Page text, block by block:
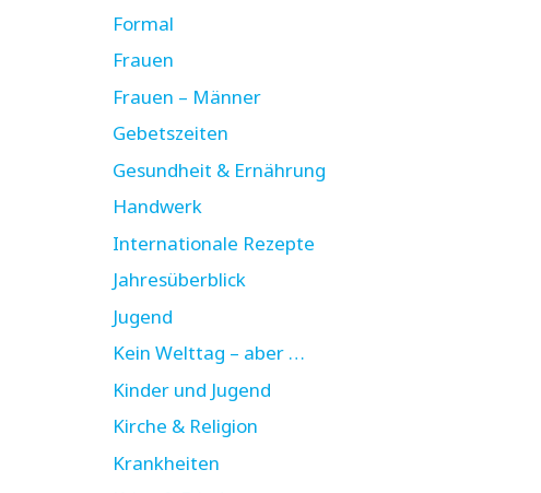
Formal
Frauen
Frauen – Männer
Gebetszeiten
Gesundheit & Ernährung
Handwerk
Internationale Rezepte
Jahresüberblick
Jugend
Kein Welttag – aber …
Kinder und Jugend
Kirche & Religion
Krankheiten